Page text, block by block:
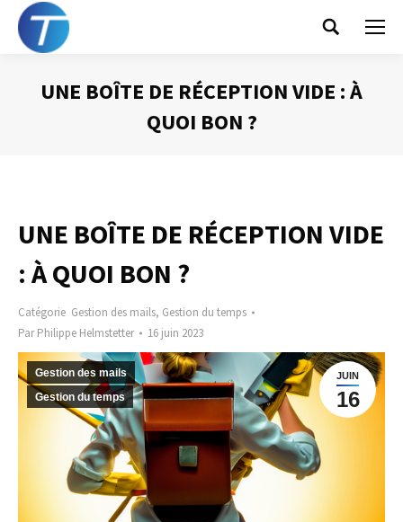
Search:
UNE BOÎTE DE RÉCEPTION VIDE : À
QUOI BON ?
UNE BOÎTE DE RÉCEPTION VIDE
: À QUOI BON ?
Catégorie Gestion des mails, Gestion du temps
ParPhilippe Helmstetter 16 juin 2023
JUIN
16
Gestion des mails
Gestion du temps